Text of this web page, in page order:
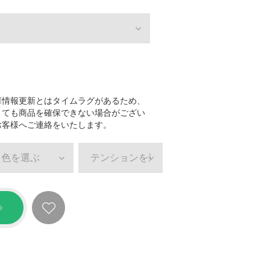
報更新とはタイムラグがあるため、
も商品を確保できない場合がござい
様へご連絡をいたします。
色を選ぶ テンションを選ぶ